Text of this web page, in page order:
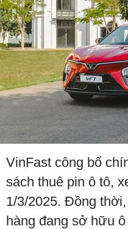
VinFast công bố
sách thuê pin ô tô,
1/3/2025. Đồng
hàng đang sở hữu